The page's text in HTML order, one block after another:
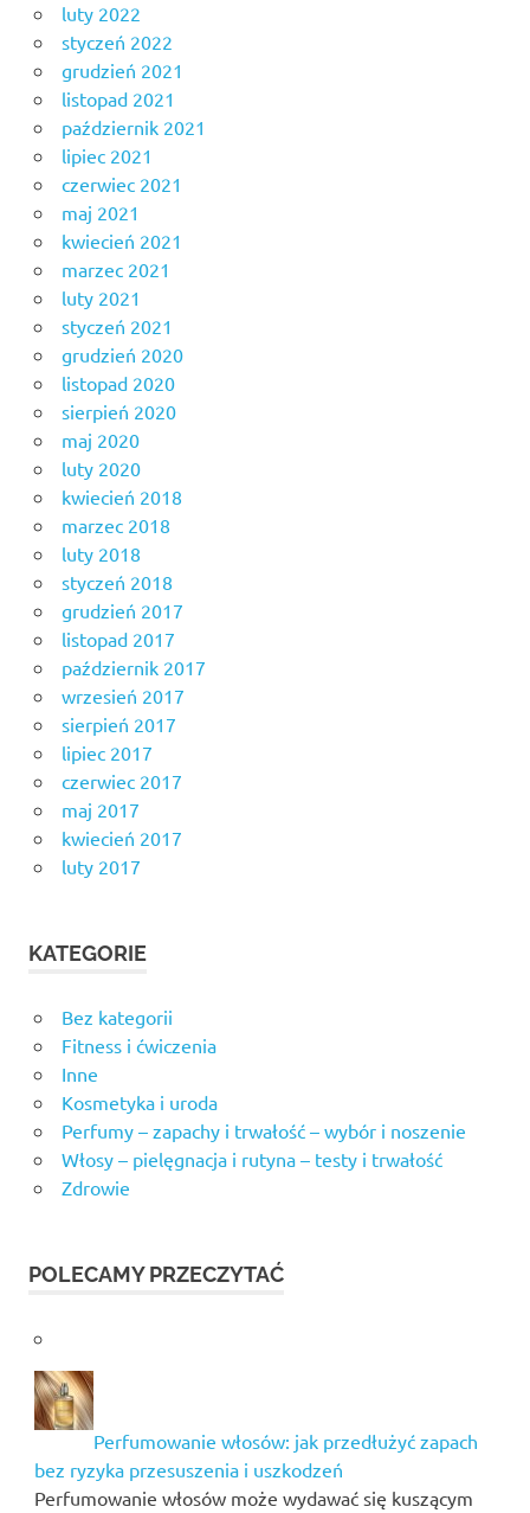
luty 2022
styczeń 2022
grudzień 2021
listopad 2021
październik 2021
lipiec 2021
czerwiec 2021
maj 2021
kwiecień 2021
marzec 2021
luty 2021
styczeń 2021
grudzień 2020
listopad 2020
sierpień 2020
maj 2020
luty 2020
kwiecień 2018
marzec 2018
luty 2018
styczeń 2018
grudzień 2017
listopad 2017
październik 2017
wrzesień 2017
sierpień 2017
lipiec 2017
czerwiec 2017
maj 2017
kwiecień 2017
luty 2017
KATEGORIE
Bez kategorii
Fitness i ćwiczenia
Inne
Kosmetyka i uroda
Perfumy – zapachy i trwałość – wybór i noszenie
Włosy – pielęgnacja i rutyna – testy i trwałość
Zdrowie
POLECAMY PRZECZYTAĆ
Perfumowanie włosów: jak przedłużyć zapach
bez ryzyka przesuszenia i uszkodzeń
Perfumowanie włosów może wydawać się kuszącym